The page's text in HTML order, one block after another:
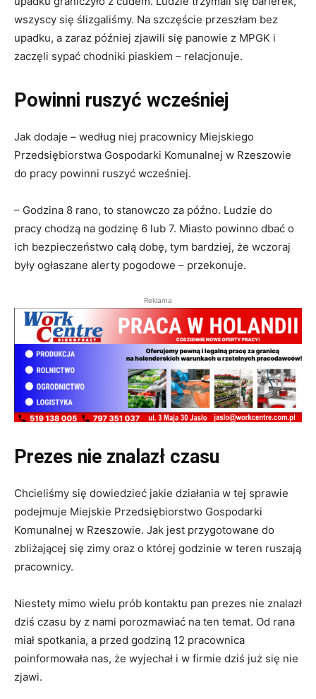
wszyscy się ślizgaliśmy. Na szczęście przeszłam bez
upadku, a zaraz później zjawili się panowie z MPGK i
zaczęli sypać chodniki piaskiem – relacjonuje.
Powinni ruszyć wcześniej
Jak dodaje – według niej pracownicy Miejskiego
Przedsiębiorstwa Gospodarki Komunalnej w Rzeszowie
do pracy powinni ruszyć wcześniej.
– Godzina 8 rano, to stanowczo za późno. Ludzie do
pracy chodzą na godzinę 6 lub 7. Miasto powinno dbać o
ich bezpieczeństwo całą dobę, tym bardziej, że wczoraj
były ogłaszane alerty pogodowe – przekonuje.
Reklama
Prezes nie znalazł czasu
Chcieliśmy się dowiedzieć jakie działania w tej sprawie
podejmuje Miejskie Przedsiębiorstwo Gospodarki
Komunalnej w Rzeszowie. Jak jest przygotowane do
zbliżającej się zimy oraz o której godzinie w teren ruszają
pracownicy.
Niestety mimo wielu prób kontaktu pan prezes nie znalazł
dziś czasu by z nami porozmawiać na ten temat. Od rana
miał spotkania, a przed godziną 12 pracownica
poinformowała nas, że wyjechał i w firmie dziś już się nie
zjawi.